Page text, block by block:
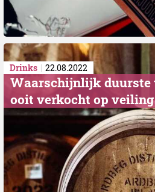
Drinks 22.08.2022
Waarschijnlijk
ooit verkocht op veiling